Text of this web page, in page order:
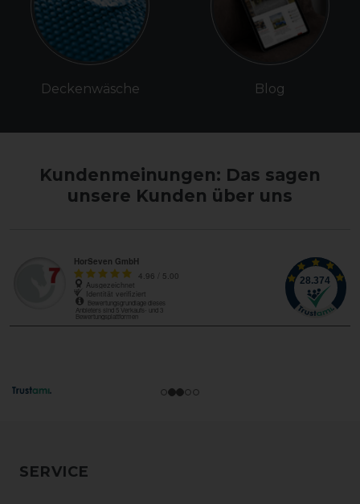
Deckenwäsche Blog
Kundenmeinungen: Das sagen
unsere Kunden über uns
SERVICE